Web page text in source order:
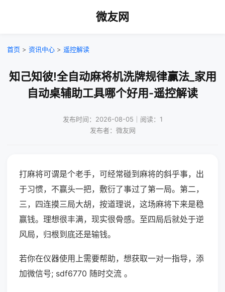
微友网
首页 > 资讯中心 > 遥控解读
知己知彼!全自动麻将机洗牌规律赢法_家用
自动桌辅助工具哪个好用-遥控解读
发布时间：2026-08-05｜阅读：1
发布者：微友网
打麻将可谓是个老手，可经常碰到麻将的斜乎事，出
于习惯，不赢头一把，敷衍了事过了第一局。第二，
三，四连摸三局大胡，按道理说，这场麻将下来是稳
赢钱。理想很丰满，现实很骨感。至四局后就处于逆
风局，归根到底还是输钱。
若你在仪器使用上需要帮助，想获取一对一指导，添
加微信号; sdf6770 随时交流 。